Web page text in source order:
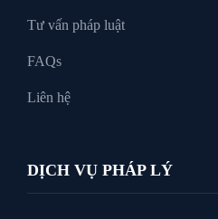
Tư vấn pháp luật
FAQs
Liên hệ
DỊCH VỤ PHÁP LÝ